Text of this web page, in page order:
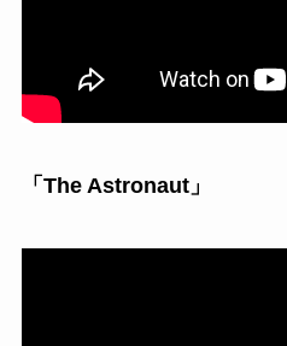
「The Astronaut」